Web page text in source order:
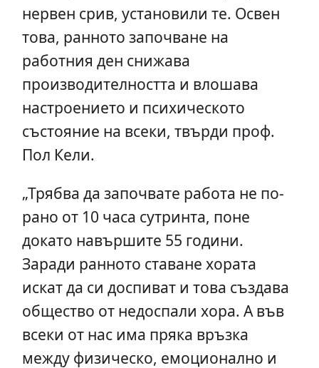
нервен срив, установили те. Освен
това, ранното започване на
работния ден снижава
производителността и влошава
настроението и психическото
състояние на всеки, твърди проф.
Пол Кели.
„Трябва да започвате работа не по-
рано от 10 часа сутринта, поне
докато навършите 55 години.
Заради ранното ставане хората
искат да си доспиват и това създава
общество от недоспали хора. А във
всеки от нас има пряка връзка
между физическо, емоционално и